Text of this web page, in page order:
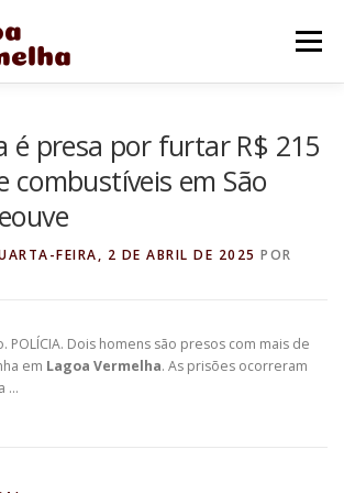
Menu
é presa por furtar R$ 215
combustíveis em São
FEIRA, 2 DE ABRIL DE 2025 POR
POLÍCIA. Dois homens são presos com mais de
em Lagoa Vermelha. As prisões ocorreram
…